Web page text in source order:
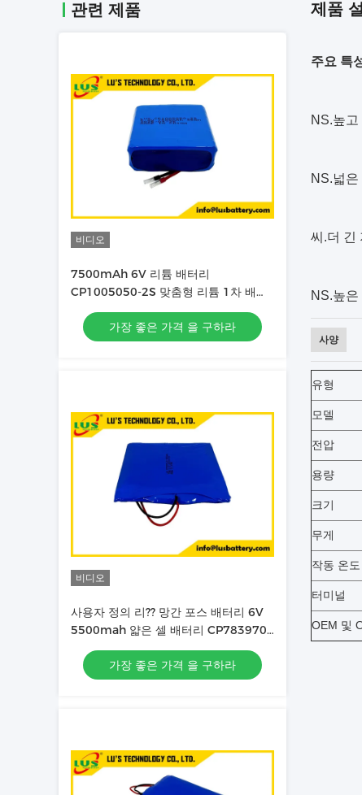
관련 제품
비디오
7500mAh 6V 리튬 배터리
CP1005050-2S 맞춤형 리튬 1차 배터
리 팩
가장 좋은 가격 을 구하라
비디오
사용자 정의 리?? 망간 포스 배터리 6V
5500mah 얇은 셀 배터리 CP783970-
2S 배터리
가장 좋은 가격 을 구하라
제품
주요 특
NS.높
NS.넓은
씨.더 긴
NS.높은
사양
유형
모델
전압
용량
크기
무게
작동 온도
터미널
OEM 및